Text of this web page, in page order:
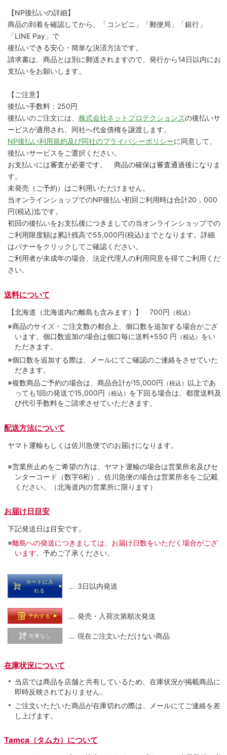
【NP後払いの詳細】
商品の到着を確認してから、「コンビニ」「郵便局」「銀行」
「LINE Pay」で
後払いできる安心・簡単な決済方法です。
請求書は、商品とは別に郵送されますので、発行から14日以内にお
支払いをお願いします。
【ご注意】
後払い手数料：250円
後払いのご注文には、 株式会社ネットプロテクションズの後払いサ
ービスが適用され、同社へ代金債権を譲渡します。
NP後払い利用規約及び同社のプライバシーポリシーに同意して、
後払いサービスをご選択ください。
お支払いには審査が必要です。 商品の確保は審査通過後になりま
す。
未発売（ご予約）はご利用いただけません。
当オンラインショップでのNP後払い初回ご利用時は合計20，000
円(税込)迄です。
初回の後払いをお支払後につきましての当オンラインショップでの
ご利用限度額は累計残高で55,000円(税込)までとなります。詳細
はバナーをクリックしてご確認ください。
ご利用者が未成年の場合、法定代理人の利用同意を得てご利用くだ
さい。
送料について
【北海道（北海道内の離島も含みます）】 700円 （税込）
※商品のサイズ・ご注文数の都合上、個口数を追加する場合がござ
います。個口数追加の場合は個口毎に送料+550 円 （税込） をい
ただきます。
※個口数を追加する際は、メールにてご確認のご連絡をさせていた
だきます。
※複数商品ご予約の場合は、商品合計が15,000円 （税込） 以上であ
っても1回の発送で15,000円 （税込） を下回る場合は、都度送料及
び代引手数料をご請求させていただきます。
配送方法について
ヤマト運輸もしくは佐川急便でのお届けになります。
※営業所止めをご希望の方は、ヤマト運輸の場合は営業所名及びセ
ンターコード（数字6桁）、佐川急便の場合は営業所名をご記載
ください。（北海道内の営業所に限ります）
お届け日目安
下記発送日は目安です。
※離島への発送につきましては、お届け日数をいただく場合がござ
います。 予めご了承ください。
カートに入
れる
… 3日以内発送
予約する … 発売・入荷次第順次発送
在庫なし … 現在ご注文いただけない商品
在庫状況について
当店では商品を店舗と共有しているため、在庫状況が掲載商品に
即時反映されておりません。
ご注文いただいた商品が在庫切れの際は、メールにてご連絡を差
し上げます。
Tamca（タムカ）について